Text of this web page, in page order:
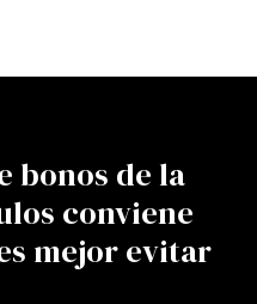
bonos de la
conviene
mejor evitar